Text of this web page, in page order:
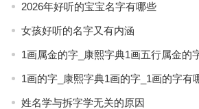
2026年好听的宝宝名字有哪些
女孩好听的名字又有内涵
1画属金的字_康熙字典1画五行属金的
1画的字_康熙字典1画的字_1画的字有
姓名学与拆字学无关的原因